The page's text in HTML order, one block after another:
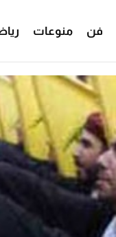
فن منوعات